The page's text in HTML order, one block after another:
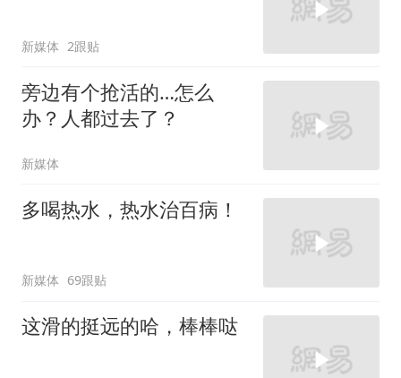
新媒体 2跟贴
旁边有个抢活的…怎么
办？人都过去了？
新媒体
多喝热水，热水治百病！
新媒体 69跟贴
这滑的挺远的哈，棒棒哒